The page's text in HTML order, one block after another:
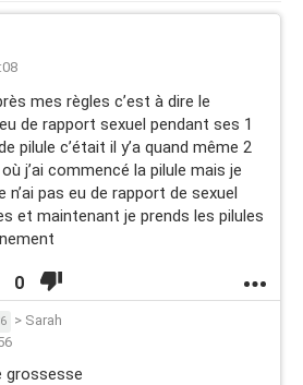
mes règles c’est à dire le
de rapport sexuel pendant ses 1
pilule c’était il y’a quand même 2
j’ai commencé la pilule mais je
n’ai pas eu de rapport de sexuel
et maintenant je prends les pilules
0
> Sarah
grossesse